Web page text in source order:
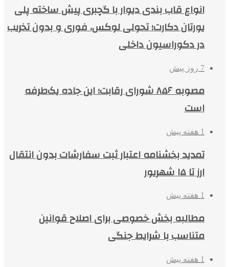
انواع قاب بندی دیوار با گچبری پیش ساخته پلی
یورتان دکارت؛ تحولی لوکس، فوری و بدون تخریب
در دکوراسیون داخلی
7 روز پیش
مصوبه ۸۵۶ شورای رقابت؛ این جاده یک‌طرفه
است
1 هفته پیش
تمدید بخشنامه اعتبار ثبت سفارشات بدون انتقال
ارز تا ۱۵ شهریور
1 هفته پیش
مطالبه بخش خصوصی برای اصلاح قوانین
متناسب با شرایط جنگی
1 هفته پیش